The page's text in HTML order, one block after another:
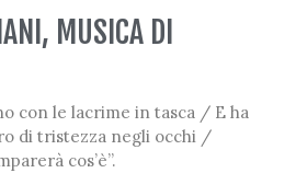
MUSICA DI
con le lacrime in tasca / E ha
di tristezza negli occhi /
cos’è”.